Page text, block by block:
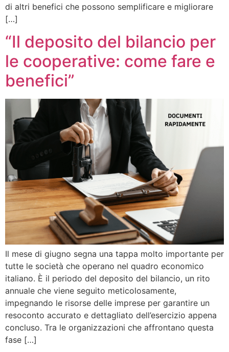
di altri benefici che possono semplificare e migliorare
[…]
“Il deposito del bilancio per
le cooperative: come fare e
benefici”
Il mese di giugno segna una tappa molto importante per
tutte le società che operano nel quadro economico
italiano. È il periodo del deposito del bilancio, un rito
annuale che viene seguito meticolosamente,
impegnando le risorse delle imprese per garantire un
resoconto accurato e dettagliato dell’esercizio appena
concluso. Tra le organizzazioni che affrontano questa
fase […]